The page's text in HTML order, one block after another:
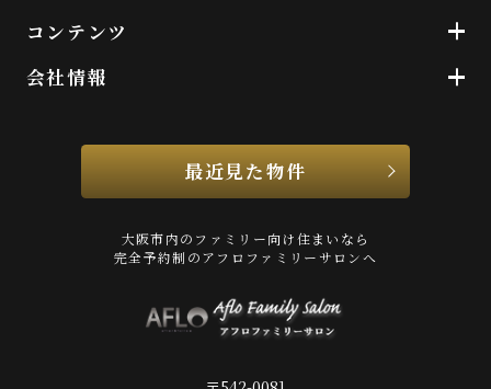
コンテンツ
会社情報
最近見た物件
大阪市内のファミリー向け住まいなら
完全予約制のアフロファミリーサロンへ